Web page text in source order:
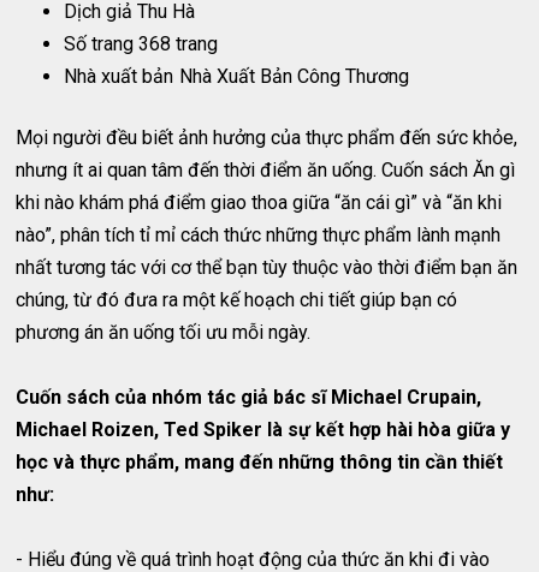
Dịch giả Thu Hà
Số trang 368 trang
Nhà xuất bản Nhà Xuất Bản Công Thương
Mọi người đều biết ảnh hưởng của thực phẩm đến sức khỏe,
nhưng ít ai quan tâm đến thời điểm ăn uống. Cuốn sách Ăn gì
khi nào khám phá điểm giao thoa giữa “ăn cái gì” và “ăn khi
nào”, phân tích tỉ mỉ cách thức những thực phẩm lành mạnh
nhất tương tác với cơ thể bạn tùy thuộc vào thời điểm bạn ăn
chúng, từ đó đưa ra một kế hoạch chi tiết giúp bạn có
phương án ăn uống tối ưu mỗi ngày.
Cuốn sách của nhóm tác giả bác sĩ Michael Crupain,
Michael Roizen, Ted Spiker là sự kết hợp hài hòa giữa y
học và thực phẩm, mang đến những thông tin cần thiết
như:
- Hiểu đúng về quá trình hoạt động của thức ăn khi đi vào